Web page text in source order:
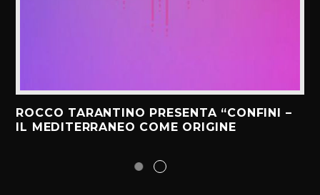
ROCCO TARANTINO PRESENTA “CONFINI –
IL MEDITERRANEO COME ORIGINE